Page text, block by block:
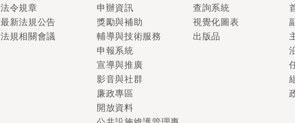
法令規章
最新法規公告
法規相關會議
申辦資訊
獎勵與補助
輔導與技術服務
申報系統
宣導與推廣
影音與社群
廉政專區
開放資料
查詢系統
視覺化圖表
出版品